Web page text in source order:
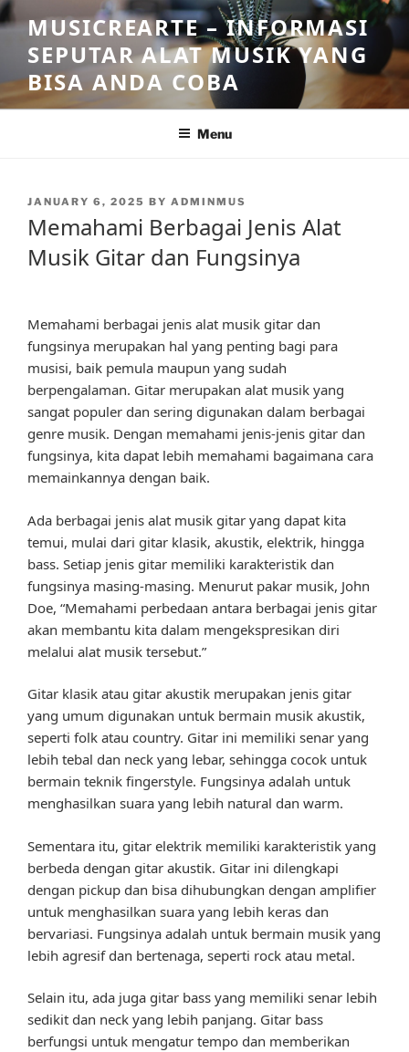
Skip
to
content
MUSICREARTE – INFORMASI
SEPUTAR ALAT MUSIK YANG
BISA ANDA COBA
Menu
POSTED
JANUARY 6, 2025 BY ADMINMUS
Memahami Berbagai Jenis Alat
Musik Gitar dan Fungsinya
Memahami berbagai jenis alat musik gitar dan
fungsinya merupakan hal yang penting bagi para
musisi, baik pemula maupun yang sudah
berpengalaman. Gitar merupakan alat musik yang
sangat populer dan sering digunakan dalam berbagai
genre musik. Dengan memahami jenis-jenis gitar dan
fungsinya, kita dapat lebih memahami bagaimana cara
memainkannya dengan baik.
Ada berbagai jenis alat musik gitar yang dapat kita
temui, mulai dari gitar klasik, akustik, elektrik, hingga
bass. Setiap jenis gitar memiliki karakteristik dan
fungsinya masing-masing. Menurut pakar musik, John
Doe, “Memahami perbedaan antara berbagai jenis gitar
akan membantu kita dalam mengekspresikan diri
melalui alat musik tersebut.”
Gitar klasik atau gitar akustik merupakan jenis gitar
yang umum digunakan untuk bermain musik akustik,
seperti folk atau country. Gitar ini memiliki senar yang
lebih tebal dan neck yang lebar, sehingga cocok untuk
bermain teknik fingerstyle. Fungsinya adalah untuk
menghasilkan suara yang lebih natural dan warm.
Sementara itu, gitar elektrik memiliki karakteristik yang
berbeda dengan gitar akustik. Gitar ini dilengkapi
dengan pickup dan bisa dihubungkan dengan amplifier
untuk menghasilkan suara yang lebih keras dan
bervariasi. Fungsinya adalah untuk bermain musik yang
lebih agresif dan bertenaga, seperti rock atau metal.
Selain itu, ada juga gitar bass yang memiliki senar lebih
sedikit dan neck yang lebih panjang. Gitar bass
berfungsi untuk mengatur tempo dan memberikan